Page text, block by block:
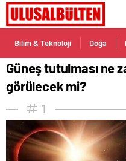
Bilim & Teknoloji Doğa
Güneş tutulması ne
görülecek mi?
1